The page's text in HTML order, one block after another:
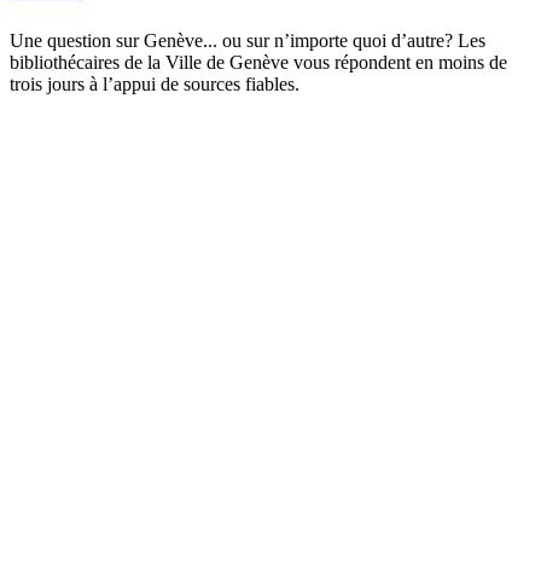
Une question sur Genève... ou sur n’importe quoi d’autre? Les
bibliothécaires de la Ville de Genève vous répondent en moins de
trois jours à l’appui de sources fiables.